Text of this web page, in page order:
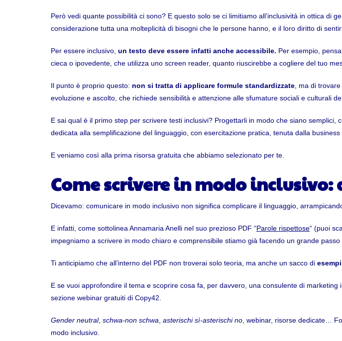
Però vedi quante possibilità ci sono? E questo solo se ci limitiamo all’inclusività in ottica di
considerazione tutta una molteplicità di bisogni che le persone hanno, e il loro diritto di
Per essere inclusivo, un testo deve essere infatti anche accessibile. Per esempio,
cieca o ipovedente, che utilizza uno screen reader, quanto riuscirebbe a cogliere del tuo
Il punto è proprio questo: non si tratta di applicare formule standardizzate, ma di
evoluzione e ascolto, che richiede sensibilità e attenzione alle sfumature sociali e culturali
E sai qual è il primo step per scrivere testi inclusivi? Progettarli in modo che siano
dedicata alla semplificazione del linguaggio, con esercitazione pratica, tenuta dalla business
E veniamo così alla prima risorsa gratuita che abbiamo selezionato per te.
Come scrivere in modo
Dicevamo: comunicare in modo inclusivo non significa complicare il linguaggio,
E infatti, come sottolinea Annamaria Anelli nel suo prezioso PDF “Parole rispettose“ (puoi
impegniamo a scrivere in modo chiaro e comprensibile stiamo già facendo un grande
Ti anticipiamo che all’interno del PDF non troverai solo teoria, ma anche un sacco di
E se vuoi approfondire il tema e scoprire cosa fa, per davvero, una consulente di marketing
sezione webinar gratuiti di Copy42.
Gender neutral, schwa-non schwa, asterischi sì-asterischi no, webinar, risorse dedicate…
modo inclusivo.